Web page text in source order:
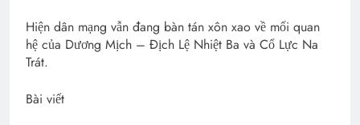
Hiện dân mạng vẫn đang bàn tán xôn xao về mối quan
hệ của Dương Mịch – Địch Lệ Nhiệt Ba và Cổ Lực Na
Trát.
Bài viết